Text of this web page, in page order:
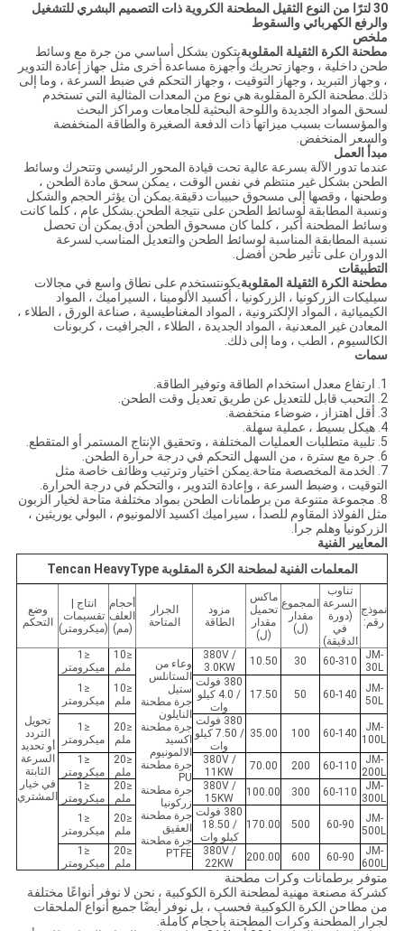
30 لترًا من النوع الثقيل المطحنة الكروية ذات التصميم البشري للتشغيل
والرفع الكهربائي والسقوط
ملخص
مطحنة الكرة الثقيلة المقلوبةيتكون بشكل أساسي من جرة مع وسائط
طحن داخلية ، وجهاز تحريك وأجهزة مساعدة أخرى مثل جهاز إعادة التدوير
، وجهاز التبريد ، وجهاز التوقيت ، وجهاز التحكم في ضبط السرعة ، وما إلى
ذلك.مطحنة الكرة المقلوبة هي نوع من المعدات المثالية التي تستخدم
لسحق المواد الجديدة واللوحة البحثية للجامعات ومراكز البحث
والمؤسسات بسبب ميزاتها ذات الدفعة الصغيرة والطاقة المنخفضة
والسعر المنخفض.
مبدأ العمل
عندما تدور الآلة بسرعة عالية تحت قيادة المحور الرئيسي وتتحرك وسائط
الطحن بشكل غير منتظم في نفس الوقت ، يمكن سحق مادة الطحن ،
وطحنها ، وقصها إلى مسحوق حبيبات دقيقة.يمكن أن يؤثر الحجم والشكل
ونسبة المطابقة لوسائط الطحن على نتيجة الطحن.بشكل عام ، كلما كانت
وسائط المطحنة أكبر ، كلما كان مسحوق الطحن أدق.يمكن أن تحصل
نسبة المطابقة المناسبة لوسائط الطحن والتعديل المناسب لسرعة
الدوران على تأثير طحن أفضل.
التطبيقات
مطحنة الكرة الثقيلة المقلوبةيكونتستخدم على نطاق واسع في مجالات
سيليكات الزركونيا ، الزركونيا ، أكسيد الألومينا ، السيراميك ، المواد
الكيميائية ، المواد الإلكترونية ، المواد المغناطيسية ، صناعة الورق ، الطلاء ،
المعادن غير المعدنية ، المواد الجديدة ، الطلاء ، الجرافيت ، كربونات
الكالسيوم ، الطب ، وما إلى ذلك.
سمات
1. ارتفاع معدل استخدام الطاقة وتوفير الطاقة.
2. التحبب قابل للتعديل عن طريق تعديل وقت الطحن.
3. أقل اهتزاز ، ضوضاء منخفضة.
4. هيكل بسيط ، عملية سهلة.
5. تلبية متطلبات العمليات المختلفة ، وتحقيق الإنتاج المستمر أو المتقطع.
6. جرة مع سترة ، من السهل التحكم في درجة حرارة الطحن.
7. الخدمة المخصصة متاحة.يمكن اختيار وترتيب وظائف خاصة مثل
التوقيت ، وضبط السرعة ، وإعادة التدوير ، والتحكم في درجة الحرارة.
8. مجموعة متنوعة من برطمانات الطحن بمواد مختلفة متاحة لخيار الزبون
مثل الفولاذ المقاوم للصدأ ، سيراميك اكسيد الالمونيوم ، البولي يوريثين ،
الزركونيا وهلم جرا.
المعايير الفنية
المعلمات الفنية لمطحنة الكرة المقلوبة Tencan HeavyType
نموذج
رقم:
تناوب
السرعة
(دورة
في
الدقيقة)
المجموع
مقدار
(ل)
ماكس
تحميل
مقدار
(ل)
مزود
الطاقة
الجرار
المتاحة
أحجام
العلف
(مم)
انتاج |
تقسيمات
(ميكرومتر)
وضع
التحكم
JM-
30L
60-310
30
10.50
380V /
3.0KW
وعاء من
الستانلس
ستيل
جرة مطحنة
النايلون
جرة مطحنة
اكسيد
الالمونيوم
جرة مطحنة
PU
جرة مطحنة
زركونيا
جرة مطحنة
العقيق
جرة مطحنة
PTFE
≤10
ملم
≤1
ميكرومتر
تحويل
التردد
أو تحديد
السرعة
الثابتة
في خيار
المشتري
JM-
50L
60-140
50
17.50
380 فولت
/ 4.0 كيلو
وات
≤10
ملم
≤1
ميكرومتر
JM-
100L
60-140
100
35.00
380 فولت
/ 7.50 كيلو
وات
≤20
ملم
≤1
ميكرومتر
JM-
200L
60-110
200
70.00
380V /
11KW
≤20
ملم
≤1
ميكرومتر
JM-
300L
60-110
300
100.00
380V /
15KW
≤20
ملم
≤1
ميكرومتر
JM-
500L
60-90
500
170.00
380 فولت
/ 18.50
كيلو وات
≤20
ملم
≤1
ميكرومتر
JM-
600L
60-90
600
200.00
380V /
22KW
≤20
ملم
≤1
ميكرومتر
متوفر برطمانات وكرات مطحنة
كشركة مصنعة مهنية لمطحنة الكرة الكوكبية ، نحن لا نوفر أنواعًا مختلفة
من مطاحن الكرة الكوكبية فحسب ، بل نوفر أيضًا جميع أنواع الملحقات
لجرار المطحنة وكرات المطحنة بأحجام كاملة.